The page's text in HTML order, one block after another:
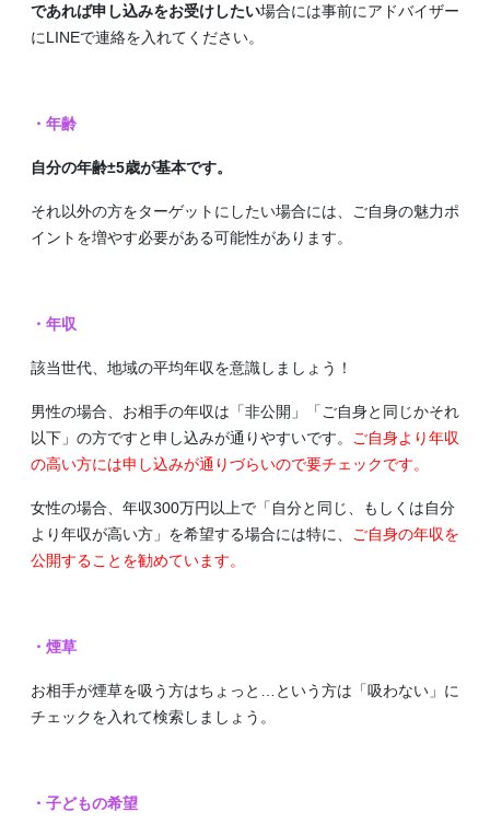
であれば申し込みをお受けしたい場合には事前にアドバイザー
にLINEで連絡を入れてください。
・年齢
自分の年齢±5歳が基本です。
それ以外の方をターゲットにしたい場合には、ご自身の魅力ポ
イントを増やす必要がある可能性があります。
・年収
該当世代、地域の平均年収を意識しましょう！
男性の場合、お相手の年収は「非公開」「ご自身と同じかそれ
以下」の方ですと申し込みが通りやすいです。
ご自身より年収
の高い方には申し込みが通りづらいので要チェックです。
女性の場合、年収300万円以上で「自分と同じ、もしくは自分
より年収が高い方」を希望する場合には特に、
ご自身の年収を
公開することを勧めています。
・煙草
お相手が煙草を吸う方はちょっと…という方は「吸わない」に
チェックを入れて検索しましょう。
・子どもの希望